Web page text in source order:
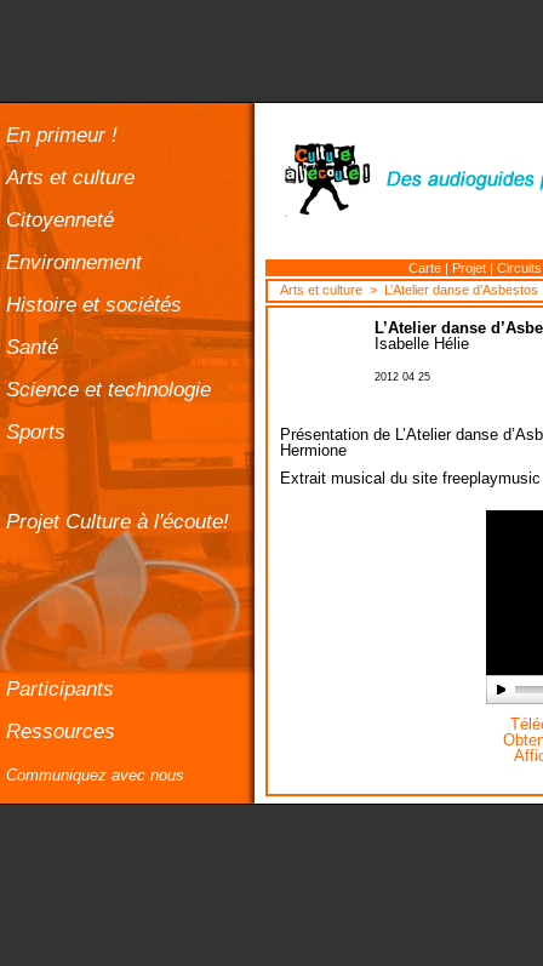
En primeur !
Arts et culture
Citoyenneté
Environnement
Histoire et sociétés
Santé
Science et technologie
Sports
Projet Culture à l'écoute!
Participants
Ressources
Communiquez avec nous
Carte | Projet |
Arts et culture > L’Atelier danse d’Asbestos
L’Atelier danse
Isabelle Hélie
2012 04 25
Présentation de L’Atelier danse
Hermione
Extrait musical du site freeplaymusic